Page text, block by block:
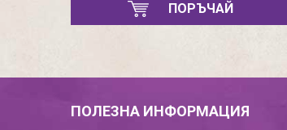
ПОРЪЧАЙ
ПОЛЕЗНА ИНФОРМАЦИЯ